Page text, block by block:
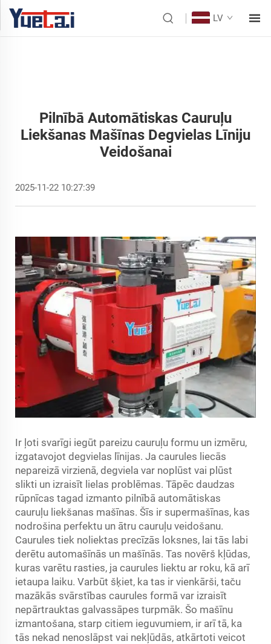
LV
Pilnībā Automātiskas Cauruļu
Liekšanas Mašīnas Degvielas Līniju
Veidošanai
2025-11-22 10:27:39
Ir ļoti svarīgi iegūt pareizu cauruļu formu un izmēru,
izgatavojot degvielas līnijas. Ja caurules liecās
nepareizā virzienā, degviela var noplūst vai plūst
slikti un izraisīt lielas problēmas. Tāpēc daudzas
rūpnīcas tagad izmanto pilnībā automātiskas
cauruļu liekšanas mašīnas. Šīs ir supermašīnas, kas
nodrošina perfektu un ātru cauruļu veidošanu.
Caurules tiek noliektas precīzās loksnes, lai tās labi
derētu automašīnās un mašīnās. Tas novērš kļūdas,
kuras varētu rasties, ja caurules liektu ar roku, kā arī
ietaupa laiku. Varbūt šķiet, ka tas ir vienkārši, taču
mazākās svārstības caurules formā var izraisīt
nepārtrauktas galvassāpes turpmāk. Šo mašīnu
izmantošana, starp citiem ieguvumiem, ir arī tā, ka
tās nekad nenoslāpst vai nekļūdās, atkārtoti veicot